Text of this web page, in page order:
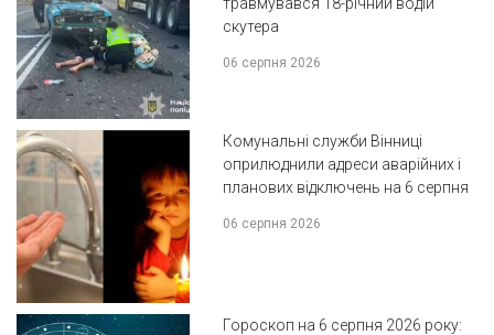
травмувався 18-річний водій
скутера
06 серпня 2026
Комунальні служби Вінниці
оприлюднили адреси аварійних і
планових відключень на 6 серпня
06 серпня 2026
Гороскоп на 6 серпня 2026 року: